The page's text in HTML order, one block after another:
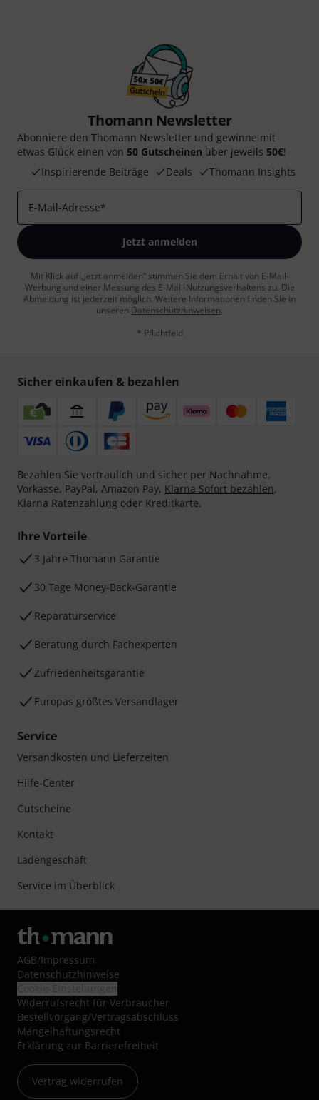
Thomann Newsletter
Abonniere den Thomann Newsletter und gewinne mit
etwas Glück einen von 50 Gutscheinen über jeweils 50€!
Inspirierende Beiträge
Deals Thomann Insights
E-Mail-Adresse*
Jetzt anmelden
Mit Klick auf „Jetzt anmelden“ stimmen Sie dem Erhalt von E-Mail-
Werbung und einer Messung des E-Mail-Nutzungsverhaltens zu. Die
Abmeldung ist jederzeit möglich. Weitere Informationen finden Sie in
unseren Datenschutzhinweisen.
* Pflichtfeld
Sicher einkaufen & bezahlen
Bezahlen Sie vertraulich und sicher per Nachnahme,
Vorkasse, PayPal, Amazon Pay, Klarna Sofort bezahlen,
Klarna Ratenzahlung oder Kreditkarte.
Ihre Vorteile
3 Jahre Thomann Garantie
30 Tage Money-Back-Garantie
Reparaturservice
Beratung durch Fachexperten
Zufriedenheitsgarantie
Europas größtes Versandlager
Service
Versandkosten und Lieferzeiten
Hilfe-Center
Gutscheine
Kontakt
Ladengeschäft
Service im Überblick
AGB/Impressum
Datenschutzhinweise
Widerrufsrecht für Verbraucher
Bestellvorgang/Vertragsabschluss
Mängelhaftungsrecht
Erklärung zur Barrierefreiheit
Vertrag widerrufen